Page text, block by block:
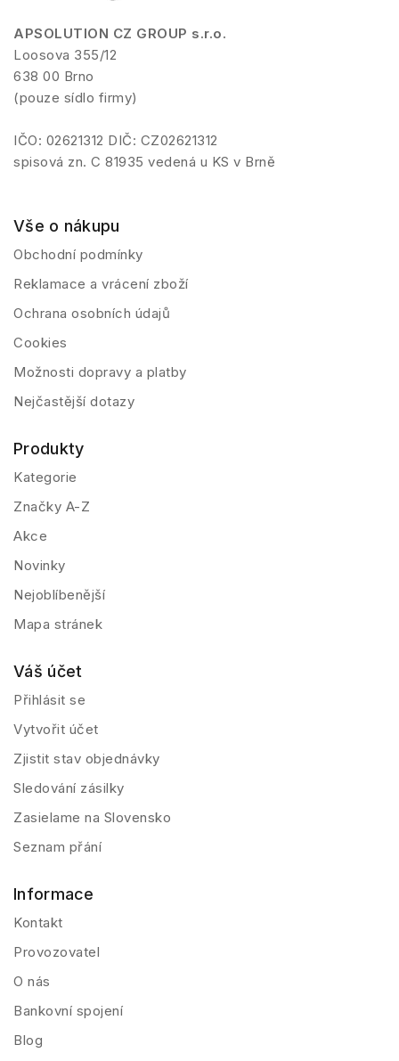
APSOLUTION CZ GROUP s.r.o.
Loosova 355/12
638 00 Brno
(pouze sídlo firmy)
IČO: 02621312 DIČ: CZ02621312
spisová zn. C 81935 vedená u KS v Brně
Vše o nákupu
Obchodní podmínky
Reklamace a vrácení zboží
Ochrana osobních údajů
Cookies
Možnosti dopravy a platby
Nejčastější dotazy
Produkty
Kategorie
Značky A-Z
Akce
Novinky
Nejoblíbenější
Mapa stránek
Váš účet
Přihlásit se
Vytvořit účet
Zjistit stav objednávky
Sledování zásilky
Zasielame na Slovensko
Seznam přání
Informace
Kontakt
Provozovatel
O nás
Bankovní spojení
Blog